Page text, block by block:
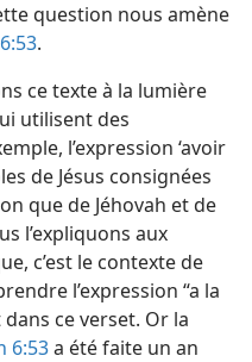
question nous amène
.
ce texte à la lumière
utilisent des
l’expression ‘avoir
de Jésus consignées
que de Jéhovah et de
l’expliquons aux
c’est le contexte de
l’expression “a la
ce verset. Or la
6:53a été faite un an